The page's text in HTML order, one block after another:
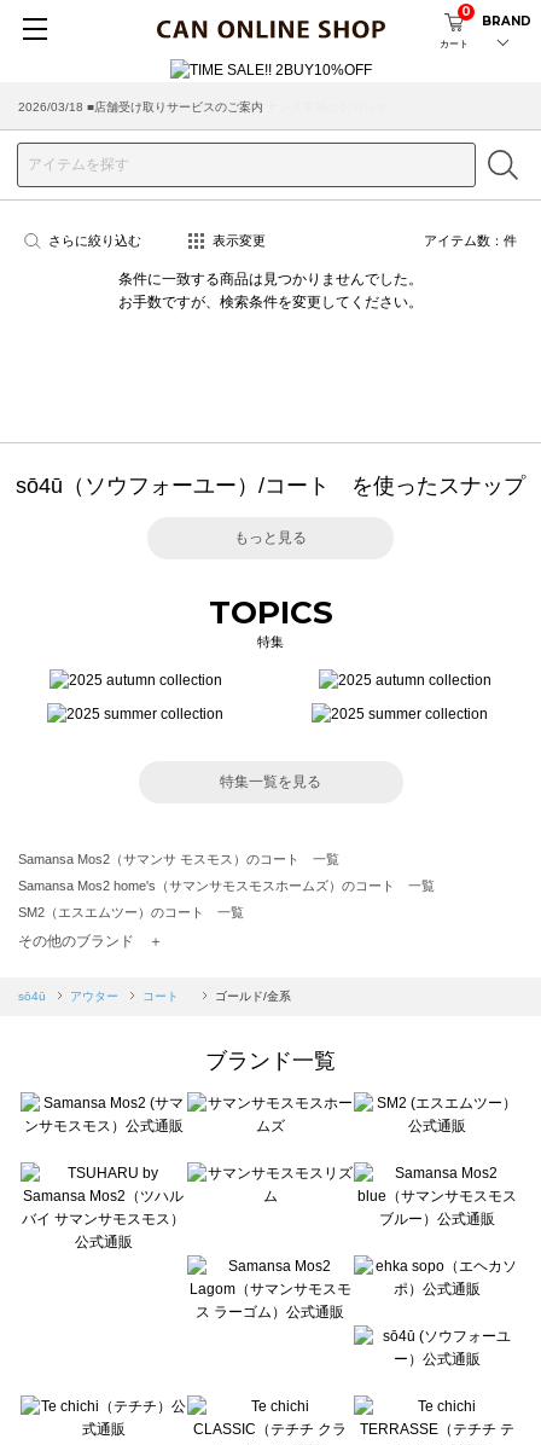
カート
0
BRAND
2026/08/04 ■8/13(木)AM2:00～サイトメンテナンス実施のお知らせ
2026/03/18 ■店舗受け取りサービスのご案内
さらに絞り込む 表示変更 アイテム数： 件
条件に一致する商品は見つかりませんでした。
お手数ですが、検索条件を変更してください。
sō4ū（ソウフォーユー）/コート を使ったスナップ
もっと見る
TOPICS
特集
特集一覧を見る
Samansa Mos2（サマンサ モスモス）のコート 一覧
Samansa Mos2 home's（サマンサモスモスホームズ）のコート 一覧
SM2（エスエムツー）のコート 一覧
TSUHARU by Samansa Mos2（ツハルバイサマンサモスモス）のコート 一覧
Samansa Mos2 blue（サマンサモスモス ブルー）のコート 一覧
sō4ū（ソウフォーユー）のコート 一覧
Te chichi（テチチ）のコート 一覧
Te chichi CLASSIC（テチチ クラシック）のコート 一覧
Lugnoncure（ルノンキュール）のコート 一覧
BETTY'S BLUE（べティーズブルー）のコート 一覧
Wpc.（ワールドパーティー）のコート 一覧
その他のブランド ＋
sō4ū アウター コート ゴールド/金系
ブランド一覧